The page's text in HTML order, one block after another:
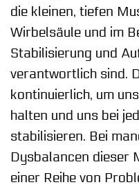
die kleinen, tiefen
Wirbelsäule und im
Stabilisierung und
verantwortlich sind.
kontinuierlich, um
halten und uns bei
stabilisieren. Bei
Dysbalancen dieser
einer Reihe von